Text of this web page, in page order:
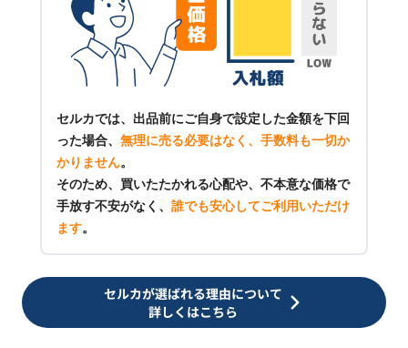
セルカでは、出品前にご自身で設定した金額を下回
った場合、 無理に売る必要はなく、手数料も一切か
かりません。
そのため、買いたたかれる心配や、不本意な価格で
手放す不安がなく、 誰でも安心してご利用いただけ
ます。
セルカが選ばれる理由について
詳しくはこちら